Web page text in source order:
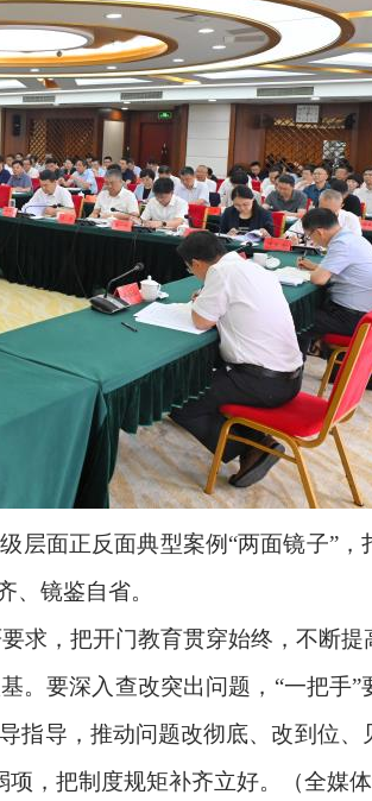
层面正反面典型案例“两面镜子”
、镜鉴自省。
求，把开门教育贯穿始终，不断
。要深入查改突出问题，“一把手
指导，推动问题改彻底、改到位
，把制度规矩补齐立好。（全媒体